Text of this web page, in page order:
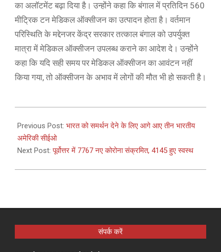
का अलॉटमेंट बढ़ा दिया है। उन्होंने कहा कि बंगाल में प्रतिदिन 560
मीट्रिक टन मेडिकल ऑक्सीजन का उत्पादन होता है। वर्तमान
परिस्थिति के मद्देनजर केंद्र सरकार तत्काल बंगाल को उपर्युक्त
मात्रा में मेडिकल ऑक्सीजन उपलब्ध कराने का आदेश दे। उन्होंने
कहा कि यदि सही समय पर मेडिकल ऑक्सीजन का आवंटन नहीं
किया गया, तो ऑक्सीजन के अभाव में लोगों की मौत भी हो सकती है।
05-
07
Previous Post: भारत को समर्थन देने के लिए आगे आए तीन भारतीय
अमेरिकी सीईओ
Next Post:पूर्वोत्तर में 7767 नए कोरोना संक्रमित, 4145 हुए स्वस्थ
संपर्क करें